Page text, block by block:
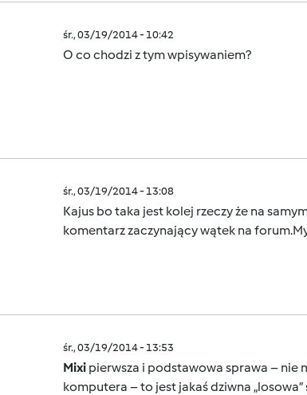
śr., 03/19/2014 - 10:42
O co chodzi z tym wpisywaniem?
śr., 03/19/2014 - 13:08
Kajus bo taka jest kolej rzeczy że na
komentarz zaczynający wątek na
śr., 03/19/2014 - 13:53
Mixi pierwsza i podstawowa sprawa – nie
komputera – to jest jakaś dziwna